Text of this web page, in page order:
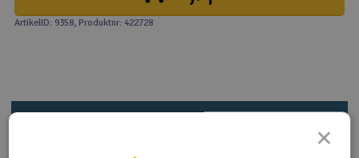
Modelljärnväg
ArtikelID: 9358, Produktnr: 422728
×